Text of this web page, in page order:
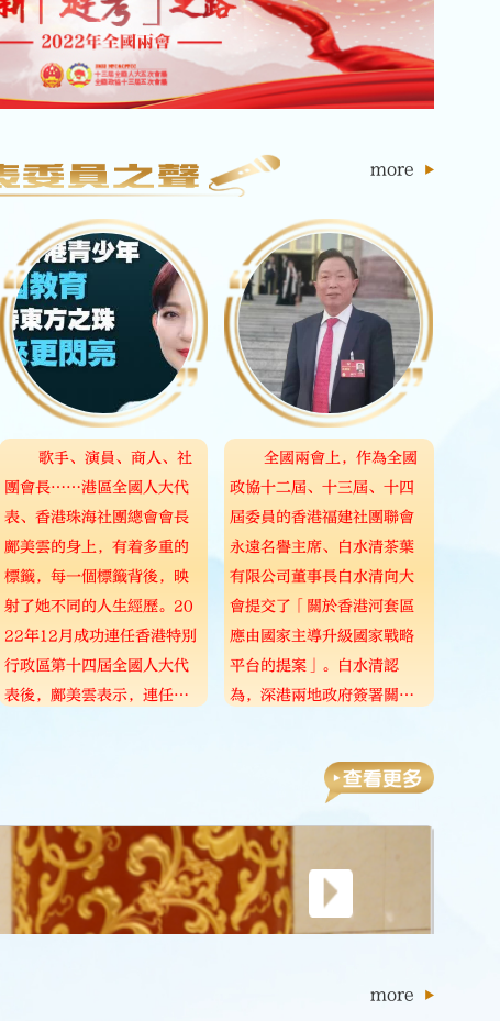
more
歌手、演員、商人、社
團會長……港區全國人大代
表、香港珠海社團總會會長
鄺美雲的身上，有着多重的
標籤，每一個標籤背後，映
射了她不同的人生經歷。20
22年12月成功連任香港特別
行政區第十四屆全國人大代
表後，鄺美雲表示，連任全
全國兩會上，作為全國
政協十二屆、十三屆、十四
屆委員的香港福建社團聯會
永遠名譽主席、白水清茶葉
有限公司董事長白水清向大
會提交了「關於香港河套區
應由國家主導升級國家戰略
平台的提案」。白水清認
為，深港兩地政府簽署關於
圖仍然停留原處。他建議，
戰略，佔地80多公頃的香港
落馬洲河套區，不應由深圳
特區、廣東省政府和香港科
學園主導土地用途，而應由
more